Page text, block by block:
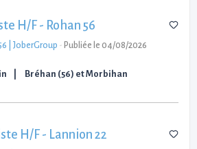
H/F - Rohan 56
| JoberGroup - Publiée le 04/08/2026
Bréhan (56) et Morbihan
H/F - Lannion 22